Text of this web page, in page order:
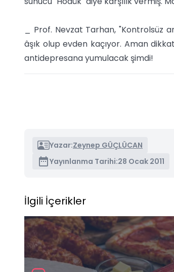
_ Prof. Nevzat Tarhan, "Kontrolsüz
âşık olup evden kaçıyor. Aman
antidepresana yumulacak şimdi!
Yazar:Zeynep GÜÇLÜCAN
Yayınlanma Tarihi:28 Ocak 2011
İlgili İçerikler